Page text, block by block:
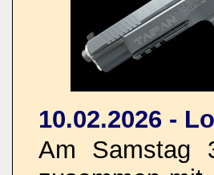
10.02.2026 -
Am Samstag